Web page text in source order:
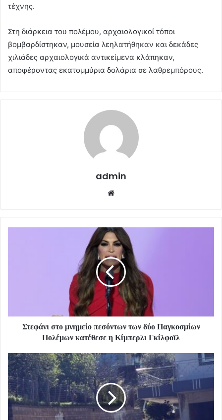
τέχνης.
Στη διάρκεια του πολέμου, αρχαιολογικοί τόποι
βομβαρδίστηκαν, μουσεία λεηλατήθηκαν και δεκάδες
χιλιάδες αρχαιολογικά αντικείμενα κλάπηκαν,
αποφέροντας εκατομμύρια δολάρια σε λαθρεμπόρους.
admin
Στεφάνι στο μνημείο πεσόντων των δύο Παγκοσμίων
Πολέμων κατέθεσε η Κίμπερλι Γκίλφοϊλ